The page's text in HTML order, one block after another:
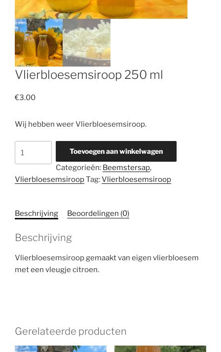
Vlierbloesemsiroop 250 ml
€3.00
Wij hebben weer Vlierbloesemsiroop.
Vlierbloesemsiroop
250
aantal
Toevoegen aan winkelwagen
Categorieën: Beemstersap,
VlierbloesemsiroopTag:Vlierbloesemsiroop
Beschrijving Beoordelingen (0)
Beschrijving
Vlierbloesemsiroop gemaakt van eigen vlierbloesem
met een vleugje citroen.
Gerelateerde producten